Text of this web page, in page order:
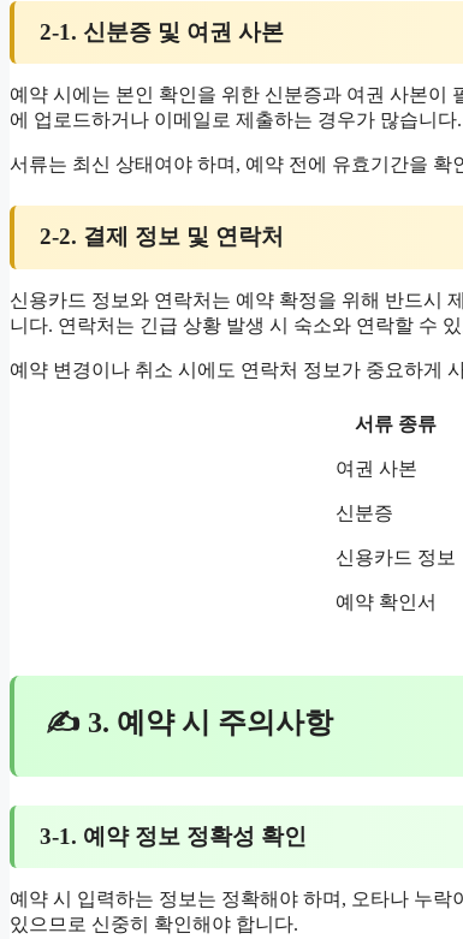
2-1. 신분증 및 여권 사본
예약 시에는 본인 확인을 위한 신분증과 여권 사본이
에 업로드하거나 이메일로 제출하는 경우가 많습니다.
서류는 최신 상태여야 하며, 예약 전에 유효기간을 확
2-2. 결제 정보 및 연락처
신용카드 정보와 연락처는 예약 확정을 위해 반드시
니다. 연락처는 긴급 상황 발생 시 숙소와 연락할 수
예약 변경이나 취소 시에도 연락처 정보가 중요하게
서류 종류
여권 사본
신분증
신용카드 정보
예약 확인서
✍ 3. 예약 시 주의사항
3-1. 예약 정보 정확성 확인
예약 시 입력하는 정보는 정확해야 하며, 오타나 누
있으므로 신중히 확인해야 합니다.